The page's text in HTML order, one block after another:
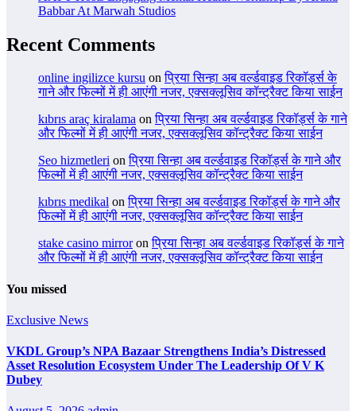
Babbar At Marwah Studios
Recent Comments
online ingilizce kursu onप्रिया सिन्हा अब वर्ल्डवाइड रिकॉर्ड्स के
गाने और फिल्मों में ही आएंगी नजर, एक्सक्लूसिव कॉन्ट्रैक्ट किया साईन
kıbrıs araç kiralama onप्रिया सिन्हा अब वर्ल्डवाइड रिकॉर्ड्स के गाने
और फिल्मों में ही आएंगी नजर, एक्सक्लूसिव कॉन्ट्रैक्ट किया साईन
Seo hizmetleri onप्रिया सिन्हा अब वर्ल्डवाइड रिकॉर्ड्स के गाने और
फिल्मों में ही आएंगी नजर, एक्सक्लूसिव कॉन्ट्रैक्ट किया साईन
kıbrıs medikal onप्रिया सिन्हा अब वर्ल्डवाइड रिकॉर्ड्स के गाने और
फिल्मों में ही आएंगी नजर, एक्सक्लूसिव कॉन्ट्रैक्ट किया साईन
stake casino mirroronप्रिया सिन्हा अब वर्ल्डवाइड रिकॉर्ड्स के गाने
और फिल्मों में ही आएंगी नजर, एक्सक्लूसिव कॉन्ट्रैक्ट किया साईन
You missed
Exclusive News
VKDL Group’s NPA Bazaar Strengthens India’s Distressed
Asset Resolution Ecosystem Under The Leadership Of V K
Dubey